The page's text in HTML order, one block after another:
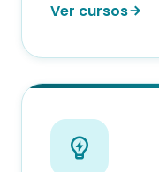
Ver cursos